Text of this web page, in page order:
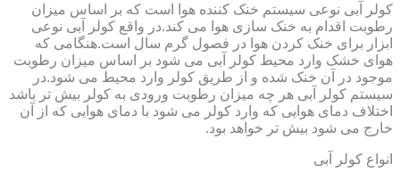
کولر آبی نوعی سیستم خنک کننده هوا است که بر اساس میزان
رطوبت اقدام به خنک سازی هوا می کند.در واقع کولر آبی نوعی
ابزار برای خنک کردن هوا در فصول گرم سال است.هنگامی که
هوای خشک وارد محیط کولر آبی می شود بر اساس میزان رطوبت
موجود در آن خنک شده و از طریق کولر وارد محیط می شود.در
سیستم کولر آبی هر چه میزان رطوبت ورودی به کولر بیش تر باشد
اختلاف دمای هوایی که وارد کولر می شود با دمای هوایی که از آن
خارج می شود بیش تر خواهد بود.
انواع کولر آبی